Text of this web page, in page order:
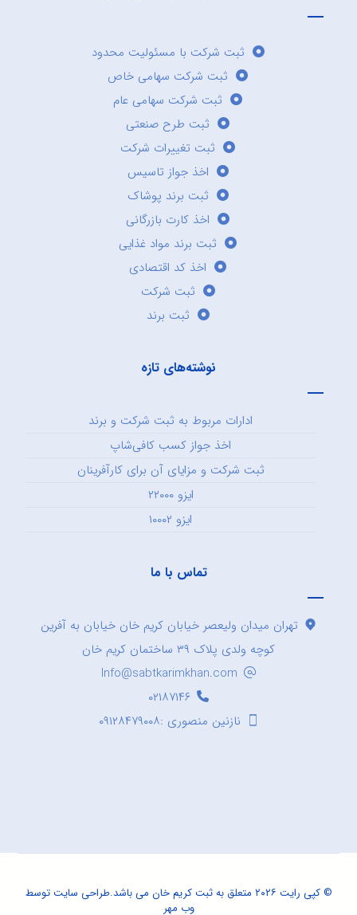
ثبت شرکت با مسئولیت محدود
ثبت شرکت سهامی خاص
ثبت شرکت سهامی عام
ثبت طرح صنعتی
ثبت تغییرات شرکت
اخذ جواز تاسیس
ثبت برند پوشاک
اخذ کارت بازرگانی
ثبت برند مواد غذایی
اخذ کد اقتصادی
ثبت شرکت
ثبت برند
نوشته‌های تازه
ادارات مربوط به ثبت شرکت و برند
اخذ جواز کسب کافی‌شاپ
ثبت شرکت و مزایای آن برای کارآفرینان
ایزو ۲۲۰۰۰
ایزو ۱۰۰۰۲
تماس با ما
تهران میدان ولیعصر خیابان کریم خان خیابان به آفرین
کوچه ولدی پلاک ۳۹ ساختمان کریم خان
Info@sabtkarimkhan.com
۰۲۱۸۷۱۴۶
نازنین منصوری :۰۹۱۲۸۴۷۹۰۰۸
© کپی رایت ۲۰۲۶ متعلق به ثبت کریم خان می باشد. طراحی سایتتوسط
وب مهر